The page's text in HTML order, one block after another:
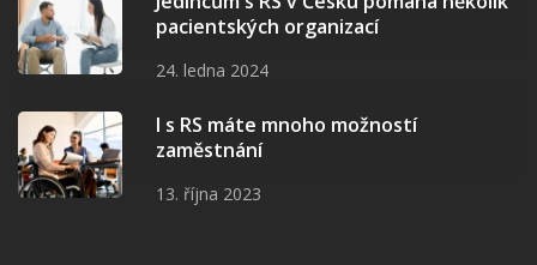
pacientských organizací
24. ledna 2024
I s RS máte mnoho možností
zaměstnání
13. října 2023